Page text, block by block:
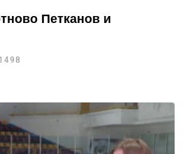
Петканов и
1498